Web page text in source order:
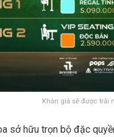
Khán giả sẽ được trải
sở hữu trọn bộ đặc